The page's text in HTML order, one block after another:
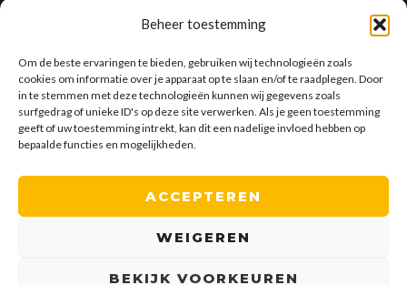
Beheer toestemming
Om de beste ervaringen te bieden, gebruiken wij technologieën zoals
cookies om informatie over je apparaat op te slaan en/of te raadplegen. Door
in te stemmen met deze technologieën kunnen wij gegevens zoals
surfgedrag of unieke ID's op deze site verwerken. Als je geen toestemming
geeft of uw toestemming intrekt, kan dit een nadelige invloed hebben op
bepaalde functies en mogelijkheden.
ACCEPTEREN
WEIGEREN
BEKIJK VOORKEUREN
Verhuur werfkasten
Toonzaal
Contact
Kaulillerweg 62, 3990 Peer